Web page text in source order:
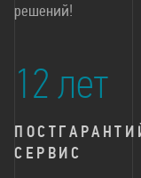
решений!
12 лет
СЕРВИС